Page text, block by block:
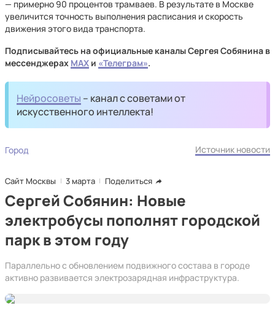
— примерно 90 процентов трамваев. В результате в Москве
увеличится точность выполнения расписания и скорость
движения этого вида транспорта.
Подписывайтесь на официальные каналы Сергея Собянина в
мессенджерах MAX и «Телеграм».
Нейросоветы – канал с советами от
искусственного интеллекта!
Город Источник новости
Сайт Москвы 3 марта Поделиться
Сергей Собянин: Новые
электробусы пополнят городской
парк в этом году
Параллельно с обновлением подвижного состава в городе
активно развивается электрозарядная инфраструктура.